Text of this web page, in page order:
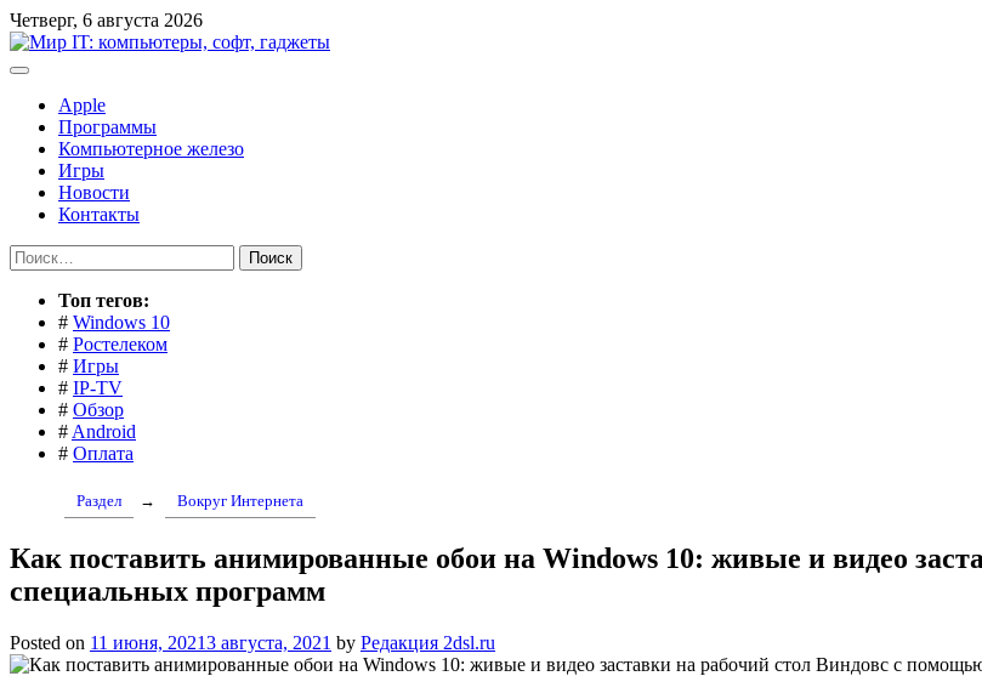
Перейти
к
содержимому
Четверг, 6 августа 2026
Apple
Программы
Компьютерное железо
Игры
Новости
Контакты
Найти:
Toп тегов:
# Windows 10
# Ростелеком
# Игры
# IP-TV
# Обзор
# Android
# Оплата
Раздел → Вокруг Интернета
Как поставить анимированные обои на Windows 10: живые и видео
специальных программ
Posted on 11 июня, 20213 августа, 2021 by Редакция 2dsl.ru